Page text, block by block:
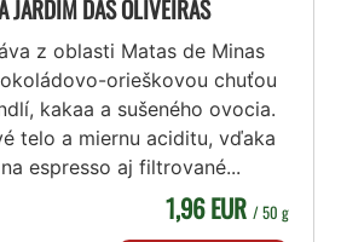
JARDIM DAS OLIVEIRAS
z oblasti Matas de Minas
orieškovou chuťou
kakaa a sušeného ovocia.
telo a miernu aciditu, vďaka
espresso aj filtrované...
1,96 EUR / 50 g